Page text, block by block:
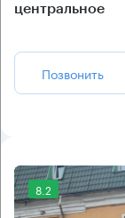
центральное
Позвонить
8.2